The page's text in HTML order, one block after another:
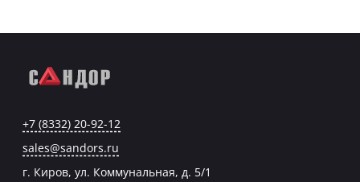
+7 (8332) 20-92-12
sales@sandors.ru
г. Киров, ул. Коммунальная, д. 5/1